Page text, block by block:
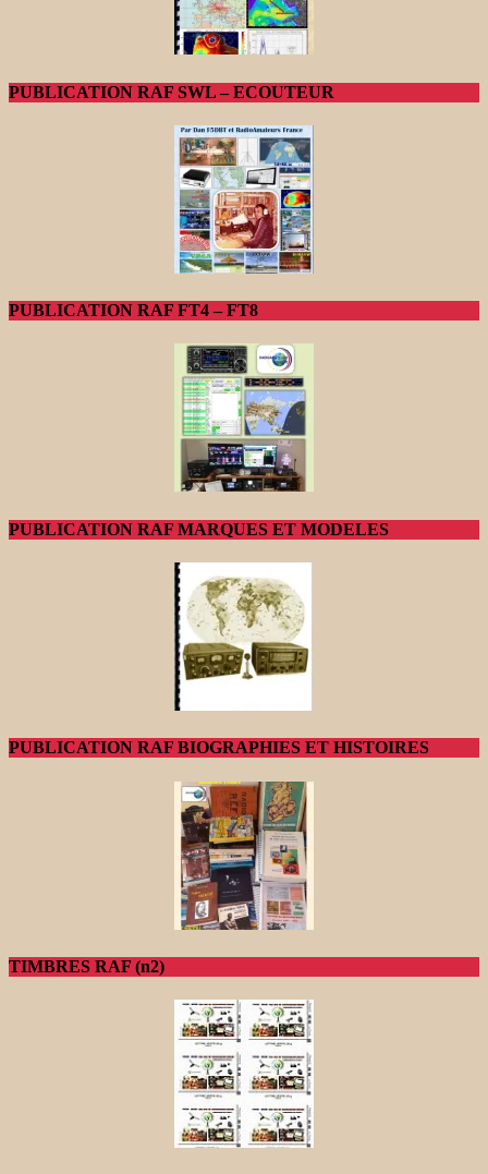
PUBLICATION RAF SWL – ECOUTEUR
PUBLICATION RAF FT4 – FT8
PUBLICATION RAF MARQUES ET MODELES
PUBLICATION RAF BIOGRAPHIES ET HISTOIRES
TIMBRES RAF (n2)